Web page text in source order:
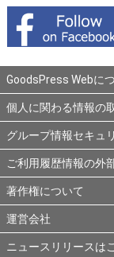
GoodsPress Webに
個人に関わる情報の
グループ情報セキュ
ご利用履歴情報の外
著作権について
運営会社
ニュースリリースは